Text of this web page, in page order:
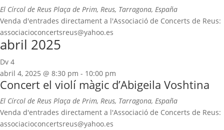
El Círcol de Reus Plaça de Prim, Reus, Tarragona, España
Venda d'entrades directament a l'Associació de Concerts de Reus:
associacioconcertsreus@yahoo.es
abril 2025
Dv 4
abril 4, 2025 @ 8:30 pm - 10:00 pm
Concert el violí màgic d’Abigeila Voshtina
El Círcol de Reus Plaça de Prim, Reus, Tarragona, España
Venda d'entrades directament a l'Associació de Concerts de Reus:
associacioconcertsreus@yahoo.es